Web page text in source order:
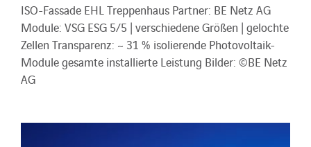
ISO-Fassade EHL Treppenhaus Partner: BE Netz AG
Module: VSG ESG 5/5 | verschiedene Größen | gelochte
Zellen Transparenz: ~ 31 % isolierende Photovoltaik-
Module gesamte installierte Leistung Bilder: ©BE Netz
AG